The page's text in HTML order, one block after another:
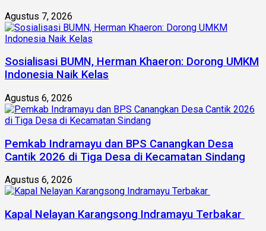
Agustus 7, 2026
Sosialisasi BUMN, Herman Khaeron: Dorong UMKM
Indonesia Naik Kelas
Agustus 6, 2026
Pemkab Indramayu dan BPS Canangkan Desa
Cantik 2026 di Tiga Desa di Kecamatan Sindang
Agustus 6, 2026
Kapal Nelayan Karangsong Indramayu Terbakar